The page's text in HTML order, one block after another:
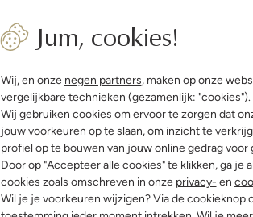
Jum, cookies!
Wij, en onze negen partners, maken op onze
vergelijkbare technieken (gezamenlijk: "cookies").
Wij gebruiken cookies om ervoor te zorgen dat
jouw voorkeuren op te slaan, om inzicht te
profiel op te bouwen van jouw online gedrag
Door op "Accepteer alle cookies" te klikken, ga je
cookies zoals omschreven in onze privacy- en
Wil je je voorkeuren wijzigen? Via de cookieknop